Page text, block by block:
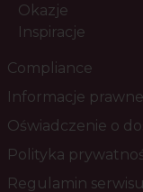
Okazje
Inspiracje
Compliance
Informacje prawne
Oświadczenie o
Polityka
Regulamin serwisu